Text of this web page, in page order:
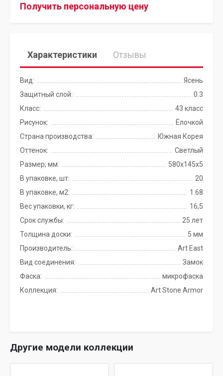
Получить персональную цену
Характеристики Отзывы
Вид:
Ясень
Защитный слой:
0.3
Класс:
43 класс
Рисунок:
Ёлочкой
Страна производства:
Южная Корея
Оттенок:
Светлый
Размер, мм:
580х145х5
В упаковке, шт:
20
В упаковке, м2:
1.68
Вес упаковки, кг:
16,5
Срок службы:
25 лет
Толщина доски:
5 мм
Производитель:
Art East
Вид соединения:
Замок
Фаска:
микрофаска
Коллекция:
Art Stone Armor
Другие модели коллекции